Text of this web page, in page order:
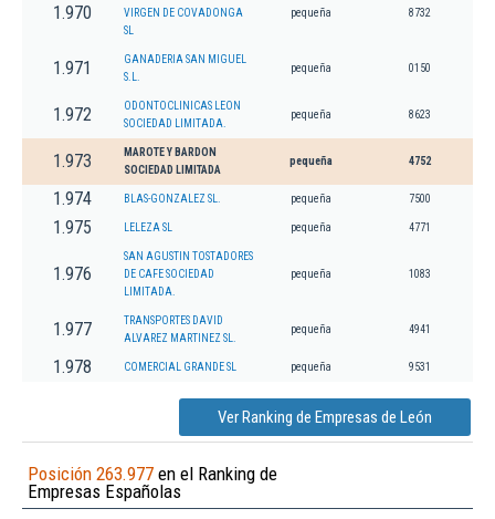
1.970
VIRGEN DE COVADONGA
SL
pequeña 8732
1.971
GANADERIA SAN MIGUEL
S.L.
pequeña 0150
1.972
ODONTOCLINICAS LEON
SOCIEDAD LIMITADA.
pequeña 8623
1.973
MAROTE Y BARDON
SOCIEDAD LIMITADA
pequeña 4752
1.974 BLAS-GONZALEZ SL. pequeña 7500
1.975 LELEZA SL pequeña 4771
1.976
SAN AGUSTIN TOSTADORES
DE CAFE SOCIEDAD
LIMITADA.
pequeña 1083
1.977
TRANSPORTES DAVID
ALVAREZ MARTINEZ SL.
pequeña 4941
1.978 COMERCIAL GRANDE SL pequeña 9531
Ver Ranking de Empresas de León
Posición 263.977 en el Ranking de
Empresas Españolas